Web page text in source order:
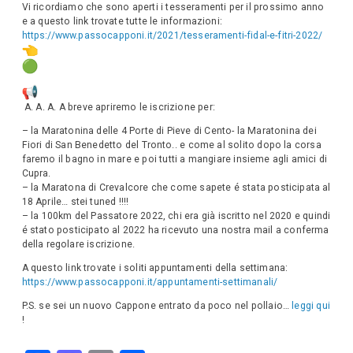
Vi ricordiamo che sono aperti i tesseramenti per il prossimo anno
e a questo link trovate tutte le informazioni:
https://www.passocapponi.it/2021/tesseramenti-fidal-e-fitri-2022/
A. A. A. A breve apriremo le iscrizione per:
– la Maratonina delle 4 Porte di Pieve di Cento- la Maratonina dei
Fiori di San Benedetto del Tronto.. e come al solito dopo la corsa
faremo il bagno in mare e poi tutti a mangiare insieme agli amici di
Cupra.
– la Maratona di Crevalcore che come sapete é stata posticipata al
18 Aprile… stei tuned !!!!
– la 100km del Passatore 2022, chi era già iscritto nel 2020 e quindi
é stato posticipato al 2022 ha ricevuto una nostra mail a conferma
della regolare iscrizione.
A questo link trovate i soliti appuntamenti della settimana:
https://www.passocapponi.it/appuntamenti-settimanali/
P.S. se sei un nuovo Cappone entrato da poco nel pollaio… leggi qui
!